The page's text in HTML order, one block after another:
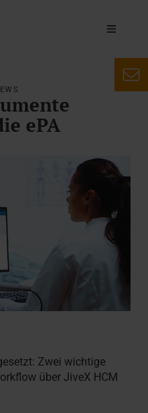
ePA
Zwei wichtige
über JiveX HCM